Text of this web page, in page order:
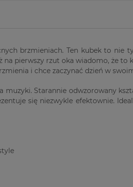
brzmieniach. Ten kubek to nie
pierwszy rzut oka wiadomo, że to
i chce zaczynać dzień w
Starannie odwzorowany
się niezwykle efektownie.